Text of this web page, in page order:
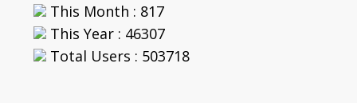
This Month : 817
This Year : 46307
Total Users : 503718